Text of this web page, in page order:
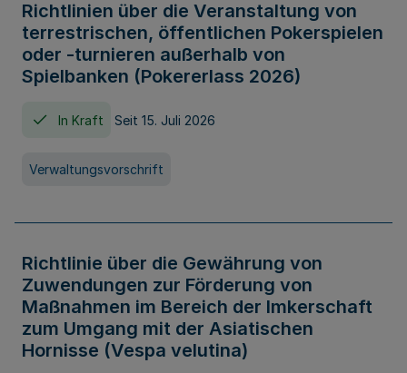
Richtlinien über die Veranstaltung von
terrestrischen, öffentlichen Pokerspielen
oder -turnieren außerhalb von
Spielbanken (Pokererlass 2026)
In Kraft Seit 15. Juli 2026
Verwaltungsvorschrift
Richtlinie über die Gewährung von
Zuwendungen zur Förderung von
Maßnahmen im Bereich der Imkerschaft
zum Umgang mit der Asiatischen
Hornisse (Vespa velutina)